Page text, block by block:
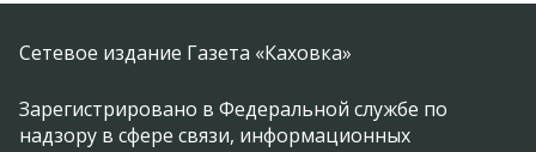
Сетевое издание Газета «Каховка»
Зарегистрировано в Федеральной службе по
надзору в сфере связи, информационных